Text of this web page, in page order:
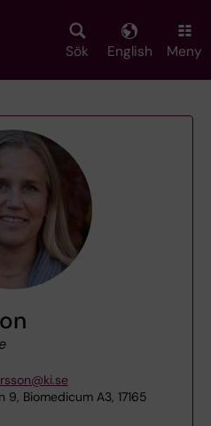
Sök English Meny
9, Biomedicum A3, 17165